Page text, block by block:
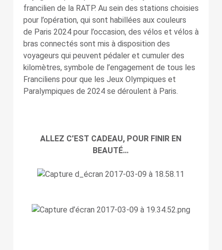
francilien de la RATP. Au sein des stations choisies
pour l’opération, qui sont habillées aux couleurs
de Paris 2024 pour l’occasion, des vélos et vélos à
bras connectés sont mis à disposition des
voyageurs qui peuvent pédaler et cumuler des
kilomètres, symbole de l’engagement de tous les
Franciliens pour que les Jeux Olympiques et
Paralympiques de 2024 se déroulent à Paris.
ALLEZ C’EST CADEAU, POUR FINIR EN
BEAUTÉ…